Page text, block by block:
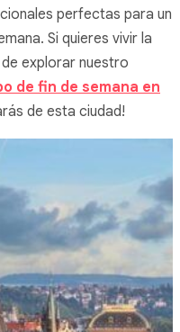
perfectas para un
Si quieres vivir la
explorar nuestro
de fin de semana en
de esta ciudad!